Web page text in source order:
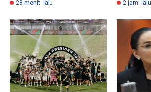
28 menit lalu 2 jam lalu